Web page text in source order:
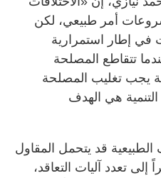
أمر طبيعي، لكن
في إطار استمرارية
تتقاطع المصلحة
يجب تغليب المصلحة
هي الهدف
قد يتحمل المقاول
إلى تعدد آليات التعاقد،